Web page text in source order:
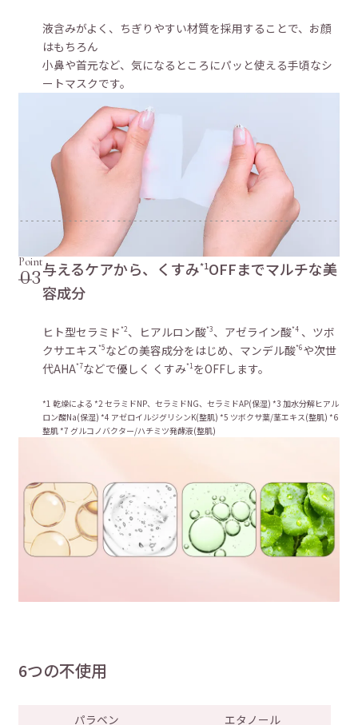
液含みがよく、ちぎりやすい材質を採用することで、お顔
はもちろん
小鼻や首元など、気になるところにパッと使える手頃なシ
ートマスクです。
Point
03与えるケアから、くすみ*1OFFまでマルチな美
容成分
ヒト型セラミド*2、ヒアルロン酸*3、アゼライン酸*4、ツボ
クサエキス*5などの美容成分をはじめ、マンデル酸*6や次世
代AHA*7などで優しく くすみ*1をOFFします。
*1 乾燥による *2 セラミドNP、セラミドNG、セラミドAP(保湿) *3 加水分解ヒアル
ロン酸Na(保湿) *4 アゼロイルジグリシンK(整肌) *5 ツボクサ葉/茎エキス(整肌) *6
整肌 *7 グルコノバクター/ハチミツ発酵液(整肌)
6つの不使用
パラベン
エタノール